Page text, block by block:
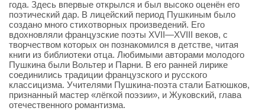
года. Здесь впервые открылся и был высоко оценён его
поэтический дар. В лицейский период Пушкиным было
создано много стихотворных произведений. Его
вдохновляли французские поэты XVII—XVIII веков, с
творчеством которых он познакомился в детстве, читая
книги из библиотеки отца. Любимыми авторами молодого
Пушкина были Вольтер и Парни. В его ранней лирике
соединились традиции французского и русского
классицизма. Учителями Пушкина-поэта стали Батюшков,
признанный мастер «лёгкой поэзии», и Жуковский, глава
отечественного романтизма.